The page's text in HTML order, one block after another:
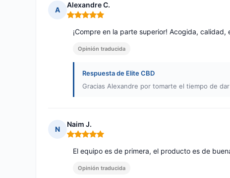
A
Alexandre C.
Nota: 5 de 5
¡Compre en la parte superior! Acogida,
Opinión traducida
Respuesta de Elite CBD
Gracias Alexandre por tomarte el tiempo de
N
Naim J.
Nota: 5 de 5
El equipo es de primera, el producto es de
Opinión traducida